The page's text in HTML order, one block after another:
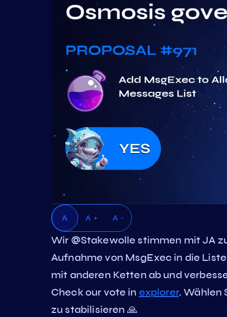
A A + A -
Wir @Stakewolle stimmen mit JA
Aufnahme von MsgExec in die
mit anderen Ketten ab und
Check our vote in explorer. Wählen
zu stabilisieren 🙏